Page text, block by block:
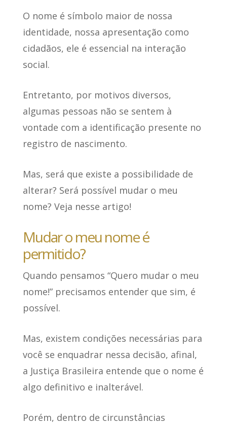
O nome é símbolo maior de nossa
identidade, nossa apresentação como
cidadãos, ele é essencial na interação
social.
Entretanto, por motivos diversos,
algumas pessoas não se sentem à
vontade com a identificação presente no
registro de nascimento.
Mas, será que existe a possibilidade de
alterar? Será possível mudar o meu
nome? Veja nesse artigo!
Mudar o meu nome é
permitido?
Quando pensamos “Quero mudar o meu
nome!” precisamos entender que sim, é
possível.
Mas, existem condições necessárias para
você se enquadrar nessa decisão, afinal,
a Justiça Brasileira entende que o nome é
algo definitivo e inalterável.
Porém, dentro de circunstâncias